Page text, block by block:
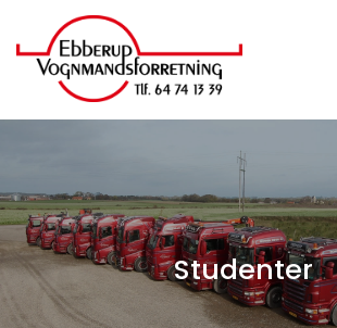
hovedindhold
Studenter